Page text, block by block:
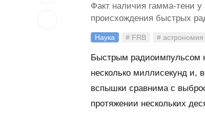
Факт наличия гамма-тени у
происхождения быстрых
Наука # FRB # астрономия
Быстрым радиоимпульсом
несколько миллисекунд и,
вспышки сравнима с
протяжении нескольких